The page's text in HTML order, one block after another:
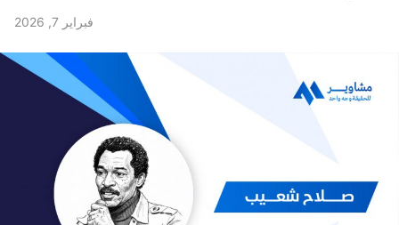
فبراير 7, 2026